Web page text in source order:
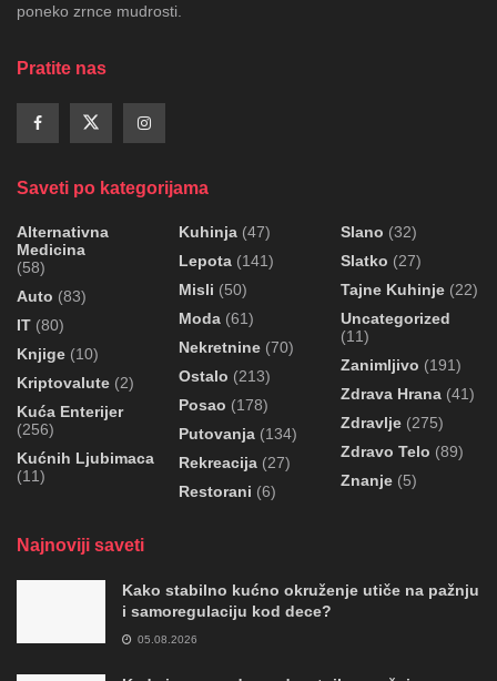
poneko zrnce mudrosti.
Pratite nas
Saveti po kategorijama
Alternativna
Medicina
(58)
Auto (83)
IT (80)
Knjige (10)
Kriptovalute (2)
Kuća Enterijer
(256)
Kućnih Ljubimaca
(11)
Kuhinja (47)
Lepota (141)
Misli (50)
Moda (61)
Nekretnine (70)
Ostalo (213)
Posao (178)
Putovanja (134)
Rekreacija (27)
Restorani (6)
Slano (32)
Slatko (27)
Tajne Kuhinje (22)
Uncategorized
(11)
Zanimljivo (191)
Zdrava Hrana (41)
Zdravlje (275)
Zdravo Telo (89)
Znanje (5)
Najnoviji saveti
Kako stabilno kućno okruženje utiče na pažnju
i samoregulaciju kod dece?
05.08.2026